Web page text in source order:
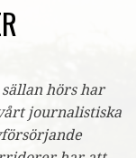
hörs har
journalistiska